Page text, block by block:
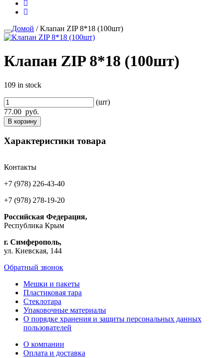
Домой / Клапан ZIP 8*18 (100шт)
Клапан ZIP 8*18 (100шт)
109 in stock
(шт)
77.00 руб.
В корзину
Характеристики товара
Контакты
+7 (978) 226-43-40
+7 (978) 278-19-20
Российская Федерация,
Республика Крым
г. Симферополь,
ул. Киевская, 144
Обратный звонок
Мешки и пакеты
Пластиковая тара
Стеклотара
Упаковочные материалы
О порядке хранения и защиты персональных данных
пользователей
О компании
Оплата и доставка